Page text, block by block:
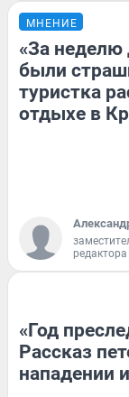
МНЕНИЕ
«За неделю
были
туристка
отдыхе в
редактора
«Год
Рассказ
нападении